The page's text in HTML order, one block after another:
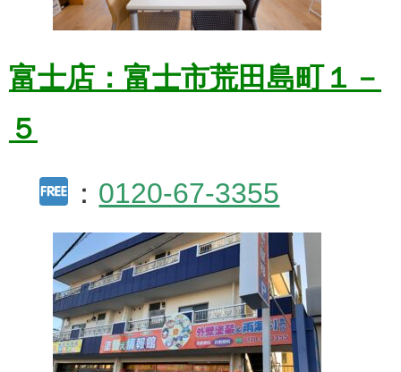
富士店：富士市荒田島町１－
５
： 0120-67-3355